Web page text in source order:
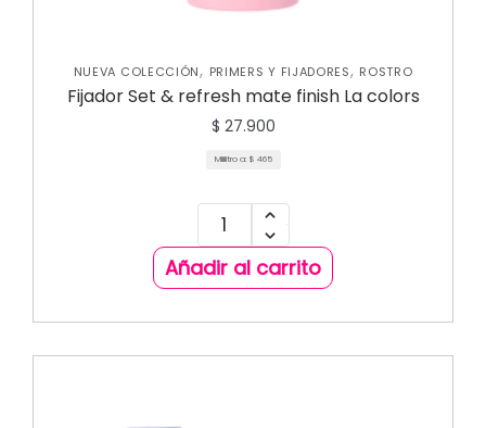
NUEVA COLECCIÓN, PRIMERS Y FIJADORES, ROSTRO
Fijador Set & refresh mate finish La colors
$ 27.900
Mililitro a: $ 465
Añadir al carrito